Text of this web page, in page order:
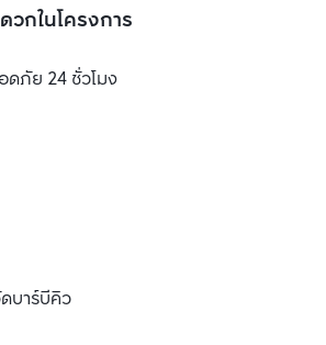
กในโครงการ
ดภัย 24 ชั่วโมง
บาร์บีคิว